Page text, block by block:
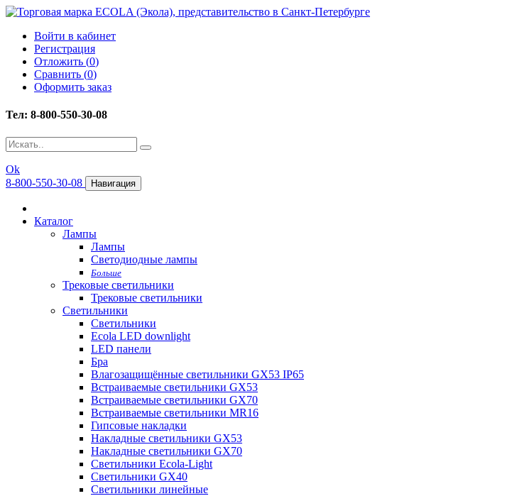
Войти в кабинет
Регистрация
Отложить (0)
Сравнить (0)
Оформить заказ
Тел: 8-800-550-30-08
Ok
8-800-550-30-08
Навигация
Каталог
Лампы
Лампы
Светодиодные лампы
Больше
Трековые светильники
Трековые светильники
Светильники
Светильники
Ecola LED downlight
LED панели
Бра
Влагозащищённые светильники GX53 IP65
Встраиваемые светильники GX53
Встраиваемые светильники GX70
Встраиваемые светильники MR16
Гипсовые накладки
Накладные светильники GX53
Накладные светильники GX70
Светильники Ecola-Light
Светильники GX40
Светильники линейные